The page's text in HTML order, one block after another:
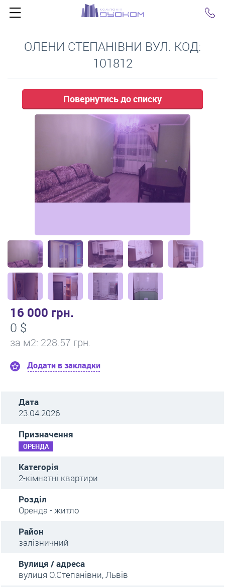
ОЛЕНИ СТЕПАНІВНИ ВУЛ. КОД:
101812
Повернутись до списку
16 000 грн.
0 $
за м2: 228.57 грн.
Додати в закладки
Дата
23.04.2026
Призначення
ОРЕНДА
Категорія
2-кімнатні квартири
Розділ
Оренда - житло
Район
залізничний
Вулиця / адреса
вулиця О.Степанівни, Львів